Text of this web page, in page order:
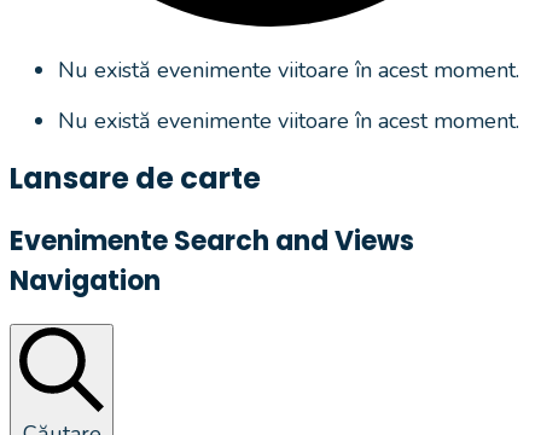
Nu există evenimente viitoare în acest moment.
Nu există evenimente viitoare în acest moment.
Lansare de carte
Evenimente Search and Views
Navigation